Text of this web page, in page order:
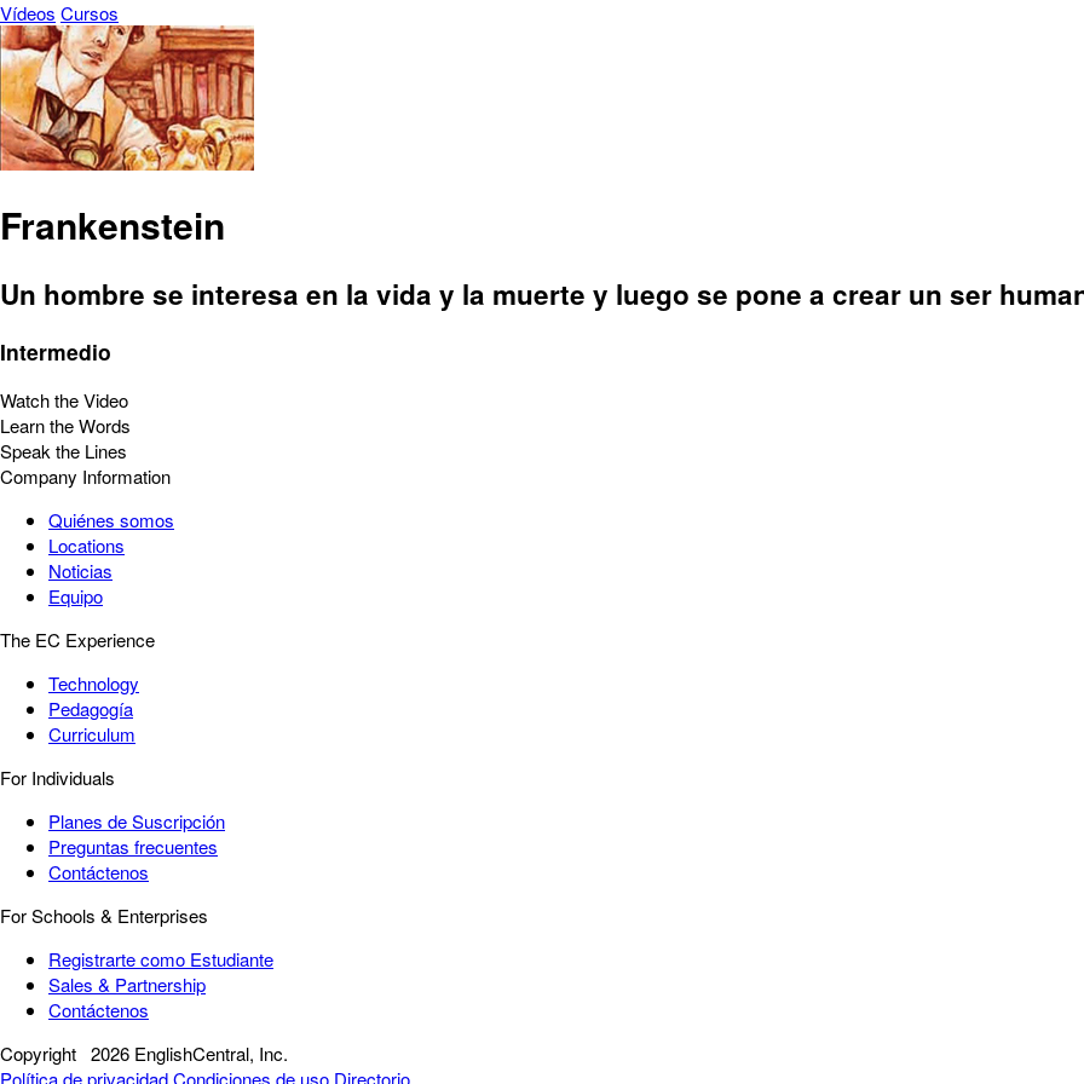
Vídeos Cursos
Frankenstein
Un hombre se interesa en la vida y la muerte y luego se pone a crear un ser
Intermedio
Watch the Video
Learn the Words
Speak the Lines
Company Information
Quiénes somos
Locations
Noticias
Equipo
The EC Experience
Technology
Pedagogía
Curriculum
For Individuals
Planes de Suscripción
Preguntas frecuentes
Contáctenos
For Schools & Enterprises
Registrarte como Estudiante
Sales & Partnership
Contáctenos
Copyright 2026 EnglishCentral, Inc.